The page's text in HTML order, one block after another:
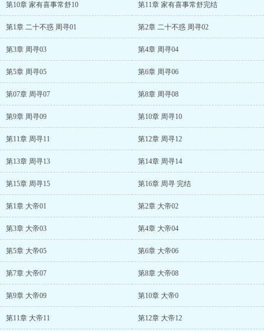
第10章 家有喜事常舒10 第11章 家有喜事常舒完结
第1章 二十不惑 周寻01 第2章 二十不惑 周寻02
第3章 周寻03 第4章 周寻04
第5章 周寻05 第6章 周寻06
第07章 周寻07 第8章 周寻08
第9章 周寻09 第10章 周寻10
第11章 周寻11 第12章 周寻12
第13章 周寻13 第14章 周寻14
第15章 周寻15 第16章 周寻 完结
第1章 大帝01 第2章 大帝02
第3章 大帝03 第4章 大帝04
第5章 大帝05 第6章 大帝06
第7章 大帝07 第8章 大帝08
第9章 大帝09 第10章 大帝0
第11章 大帝11 第12章 大帝12